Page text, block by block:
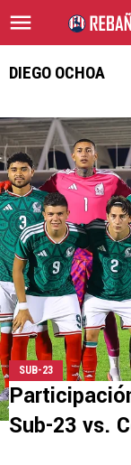
DIEGO OCHOA
SUB-23
Sub-23 vs.